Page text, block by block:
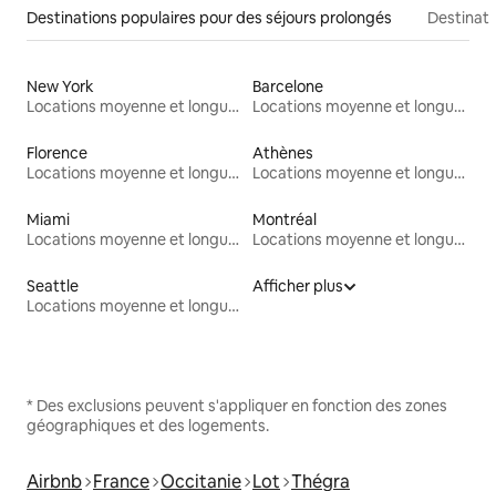
Destinations populaires pour des séjours prolongés
New York
Locations moyenne et longue durée
Barcelone
Locations moyenne et longue durée
Florence
Locations moyenne et longue durée
Athènes
Locations moyenne et longue durée
Miami
Locations moyenne et longue durée
Montréal
Locations moyenne et longue durée
Seattle
Locations moyenne et longue durée
Afficher plus
* Des exclusions peuvent s'appliquer en fonction des zones
géographiques et des logements.
Airbnb France Occitanie Lot Thégra